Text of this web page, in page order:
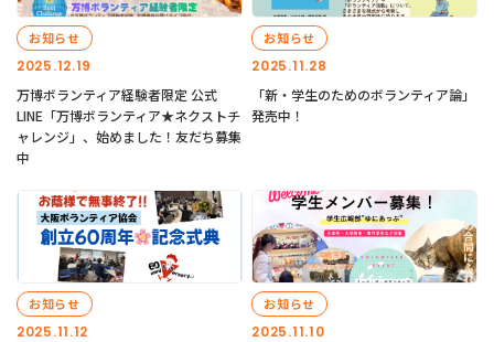
2025.12.19
お知らせ
万博ボランティア経験者限定 公式
LINE「万博ボランティア★ネクストチ
ャレンジ」、始めました！友だち募集
中
2025.11.28
お知らせ
「新・学生のためのボランティア論」
発売中！
2025.11.12
お知らせ
2025.11.10
お知らせ